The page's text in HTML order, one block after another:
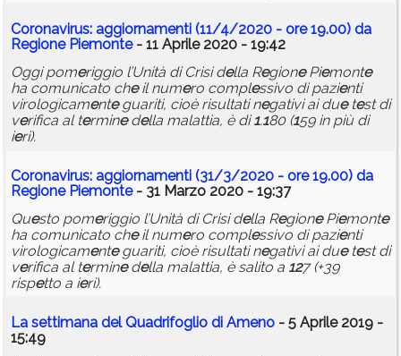
Coronavirus: aggiornamenti (11/4/2020 - ore 19.00) da
RegionePiemonte- 11 Aprile 2020 - 19:42
Oggi pomeriggio l’Unità di Crisi della RegionePiemonte
ha comunicato cheil numero complessivo di pazienti
virologicamenteguariti, cioè risultati negativi ai duetest di
verifica al terminedella malattia, è di1.180 (159 in più di
ieri).
Coronavirus: aggiornamenti (31/3/2020 - ore 19.00) da
RegionePiemonte- 31 Marzo 2020 - 19:37
Questo pomeriggio l’Unità di Crisi della RegionePiemonte
ha comunicato cheil numero complessivo di pazienti
virologicamenteguariti, cioè risultati negativi ai duetest di
verifica al terminedella malattia, è salito a 127 (+39
rispetto a ieri).
La settimana del Quadrifoglio di Ameno - 5 Aprile 2019 -
15:49